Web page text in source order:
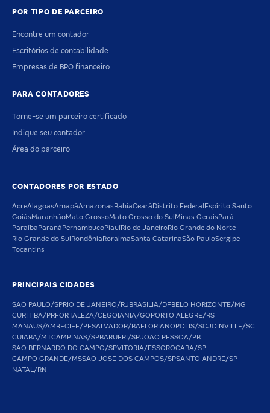
POR TIPO DE PARCEIRO
Encontre um contador
Escritórios de contabilidade
Empresas de BPO financeiro
PARA CONTADORES
Torne-se um parceiro certificado
Indique seu contador
Área do parceiro
CONTADORES POR ESTADO
AcreAlagoasAmapáAmazonas BahiaCeará Distrito Federal Espírito Santo
GoiásMaranhãoMato GrossoMato Grosso do Sul Minas Gerais Pará
Paraíba Paraná PernambucoPiauíRio de JaneiroRio Grande do Norte
Rio Grande do Sul Rondônia RoraimaSanta CatarinaSão PauloSergipe
Tocantins
PRINCIPAIS CIDADES
SAO PAULO/SPRIO DE JANEIRO/RJBRASILIA/DFBELO HORIZONTE/MG
CURITIBA/PRFORTALEZA/CEGOIANIA/GOPORTO ALEGRE/RS
MANAUS/AMRECIFE/PESALVADOR/BAFLORIANOPOLIS/SCJOINVILLE/SC
CUIABA/MTCAMPINAS/SPBARUERI/SPJOAO PESSOA/PB
SAO BERNARDO DO CAMPO/SPVITORIA/ESSOROCABA/SP
CAMPO GRANDE/MSSAO JOSE DOS CAMPOS/SPSANTO ANDRE/SP
NATAL/RN